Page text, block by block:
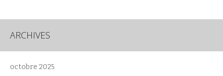
ARCHIVES
octobre 2025